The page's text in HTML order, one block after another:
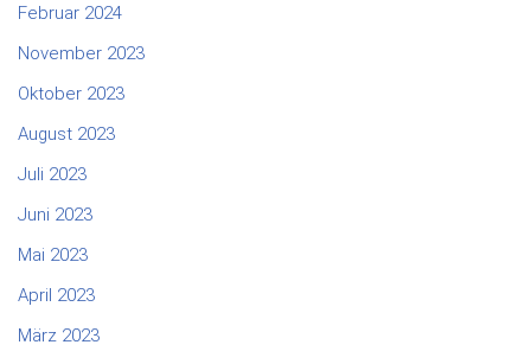
Februar 2024
November 2023
Oktober 2023
August 2023
Juli 2023
Juni 2023
Mai 2023
April 2023
März 2023